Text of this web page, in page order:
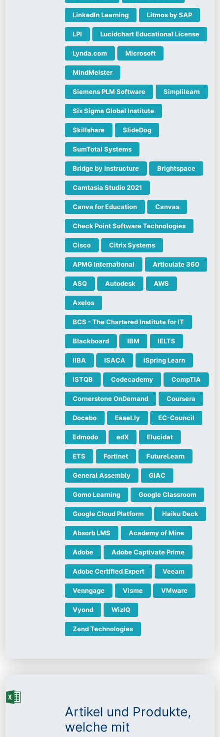
LinkedIn Learning Litmos by SAP
LPI Lucidchart Educational License
Lynda.com Microsoft
MindMeister
Siemens PLM Software Simplilearn
Six Sigma Global Institute
Skillshare SlideDog
SumTotal Systems
Bridge by Instructure Brightspace
Camtasia Studio 2021
Canva for Education Canvas
Check Point Software Technologies
Cisco Citrix Systems
APMG International Articulate 360
ASQ Autodesk AWS
Axelos
BCS - The Chartered Institute for IT
Blackboard IBM IELTS
IIBA ISACA iSpring Learn
ISTQB Codecademy CompTIA
Cornerstone OnDemand Coursera
Docebo Easel.ly EC-Council
Edmodo edX Elucidat
ETS Fortinet FutureLearn
General Assembly GIAC
Gomo Learning Google Classroom
Google Cloud Platform Haiku Deck
Absorb LMS Academy of Mine
Adobe Adobe Captivate Prime
Adobe Certified Expert Veeam
Venngage Visme VMware
Vyond WizIQ
Zend Technologies
Artikel und Produkte,
welche mit